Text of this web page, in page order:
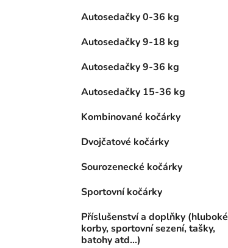
Autosedačky 0-36 kg
Autosedačky 9-18 kg
Autosedačky 9-36 kg
Autosedačky 15-36 kg
Kombinované kočárky
Dvojčatové kočárky
Sourozenecké kočárky
Sportovní kočárky
Příslušenství a doplňky (hluboké
korby, sportovní sezení, tašky,
batohy atd...)